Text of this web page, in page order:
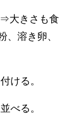
大きさも食
溶き卵、
ける。
べる。